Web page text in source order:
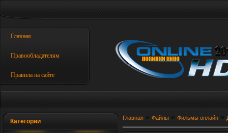
Главная
Правообладателям
Правила на сайте
Категории Главная » Файлы » Фильмы онлайн »